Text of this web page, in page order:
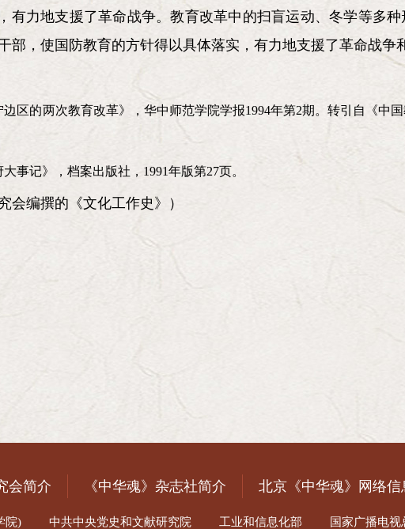
有力地支援了革命战争。教育改革中的扫盲运动、冬学等多
部，使国防教育的方针得以具体落实，有力地支援了革命战争
区的两次教育改革》，华中师范学院学报1994年第2期。转引自《中
事记》，档案出版社，1991年版第27页。
会编撰的《文化工作史》）
会简介 《中华魂》杂志社简介 北京《中华魂》网络信
院) 中共中央党史和文献研究院 工业和信息化部 国家广播电视